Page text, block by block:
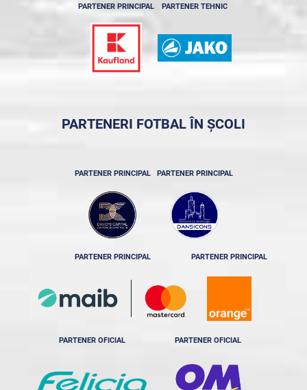
PARTENER PRINCIPAL PARTENER TEHNIC
PARTENERI FOTBAL ÎN ȘCOLI
PARTENER PRINCIPAL PARTENER PRINCIPAL
PARTENER PRINCIPAL PARTENER PRINCIPAL
PARTENER OFICIAL PARTENER OFICIAL